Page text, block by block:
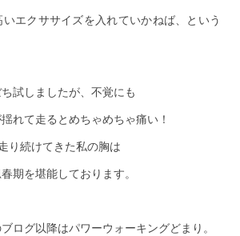
エクササイズを入れていかねば、という
試しましたが、不覚にも
れて走るとめちゃめちゃ痛い！
り続けてきた私の胸は
期を堪能しております。
ログ以降はパワーウォーキングどまり。